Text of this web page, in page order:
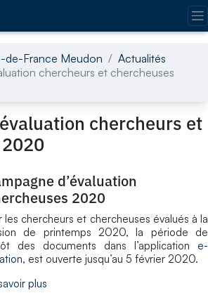
de-France Meudon
Actualités
chercheurs et chercheuses
chercheurs et
d’évaluation
2020
les chercheurs et chercheuses évalués à la
de printemps 2020, la période de
des documents dans l’application e-
, est ouverte jusqu’au 5 février 2020.
plus